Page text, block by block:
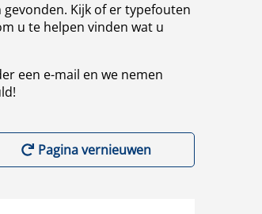
Kijk of er typefouten
u te helpen vinden wat u
een e-mail en we nemen
Pagina vernieuwen